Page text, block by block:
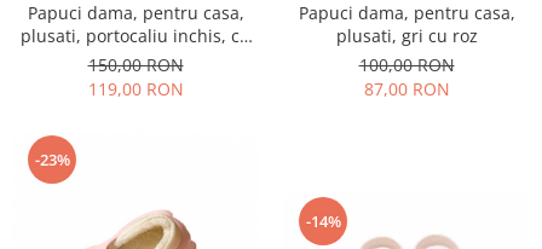
Papuci dama, pentru casa,
plusati, portocaliu inchis, cu
diverse aplicatii haioase,
marime 37
150,00 RON
119,00 RON
Papuci dama, pentru casa,
plusati, gri cu roz
100,00 RON
87,00 RON
-23%
-14%